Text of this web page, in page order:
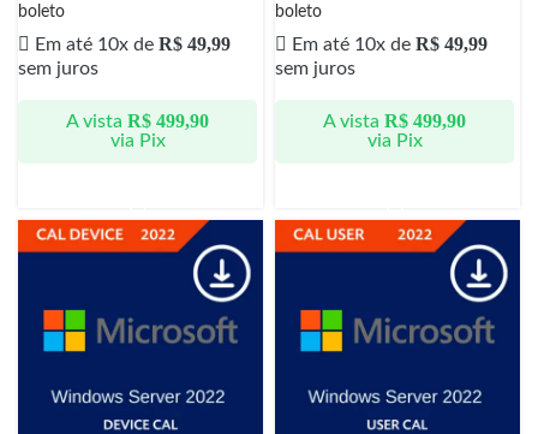
boleto
A vista R$ 499,90
via Pix
Em até 10x de R$ 49,99
sem juros
boleto
A vista R$ 499,90
via Pix
Em até 10x de R$ 49,99
sem juros